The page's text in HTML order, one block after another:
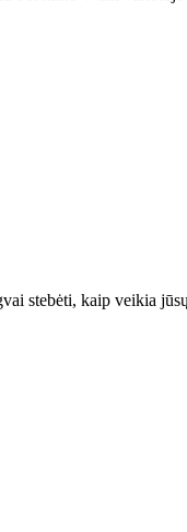
stebėti, kaip veikia